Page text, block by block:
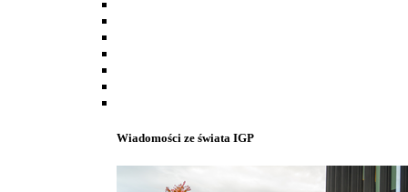
Wiadomości ze świata IGP